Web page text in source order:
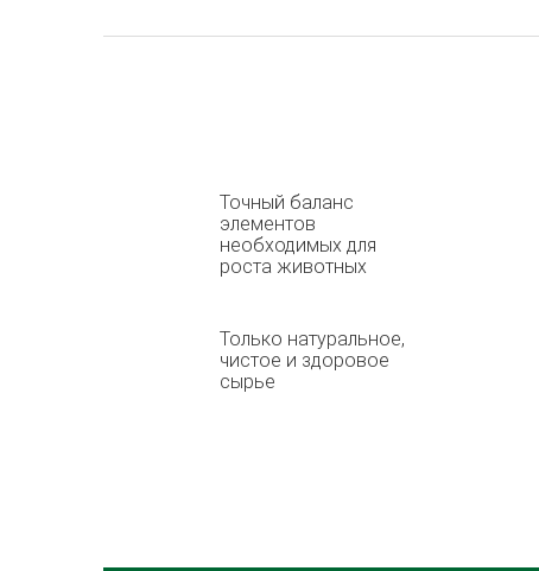
Точный баланс
элементов
необходимых для
роста животных
Только натуральное,
чистое и здоровое
сырье